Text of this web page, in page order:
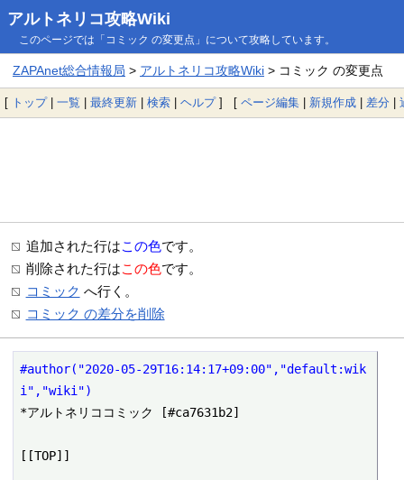
アルトネリコ攻略Wiki
このページでは「コミック の変更点」について攻略しています。
ZAPAnet総合情報局 > アルトネリコ攻略Wiki> コミック の変更点
[ トップ| 一覧 | 最終更新 | 検索 | ヘルプ] [ ページ編集 | 新規作成 | 差分 |
追加された行はこの色です。
削除された行はこの色です。
コミック へ行く。
コミック の差分を削除
#author("2020-05-29T16:14:17+09:00","default:wik
i","wiki")
*アルトネリココミック [#ca7631b2]
[[TOP]]